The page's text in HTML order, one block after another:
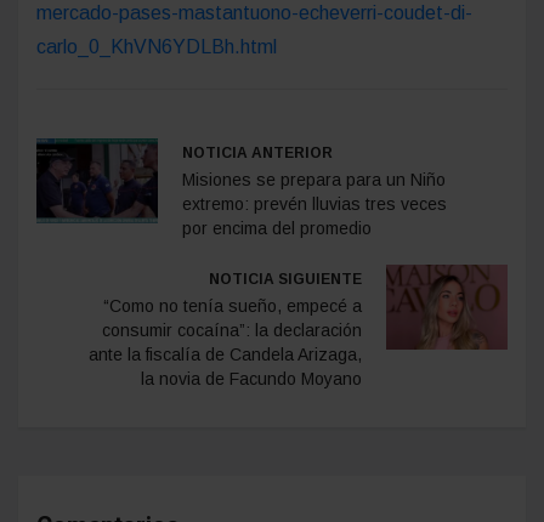
mercado-pases-mastantuono-echeverri-coudet-di-
carlo_0_KhVN6YDLBh.html
NOTICIA ANTERIOR
Misiones se prepara para un Niño
extremo: prevén lluvias tres veces
por encima del promedio
NOTICIA SIGUIENTE
“Como no tenía sueño, empecé a
consumir cocaína”: la declaración
ante la fiscalía de Candela Arizaga,
la novia de Facundo Moyano